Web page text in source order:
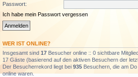
Passwort:
Ich habe mein Passwort vergessen
WER IST ONLINE?
Insgesamt sind 17 Besucher online :: 0 sichtbare
17 Gäste (basierend auf den aktiven Besuchern der
Der Besucherrekord liegt bei 935 Besuchern, die am
online waren.